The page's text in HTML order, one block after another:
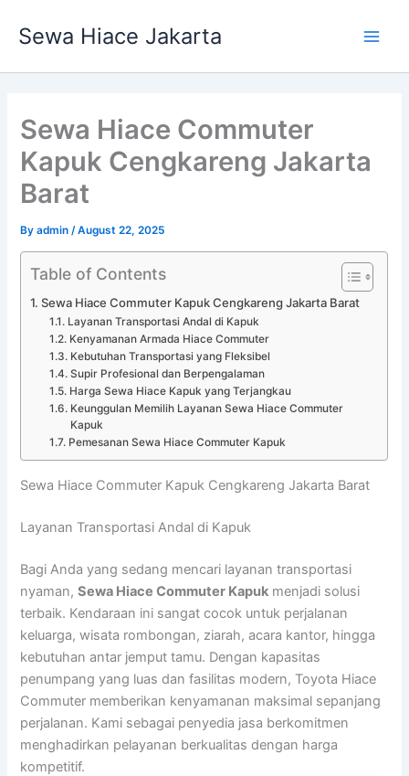
Sewa Hiace Jakarta
Sewa Hiace Commuter
Kapuk Cengkareng Jakarta
Barat
Byadmin /August 22, 2025
Table of Contents
Sewa Hiace Commuter Kapuk Cengkareng Jakarta Barat
Layanan Transportasi Andal di Kapuk
Kenyamanan Armada Hiace Commuter
Kebutuhan Transportasi yang Fleksibel
Supir Profesional dan Berpengalaman
Harga Sewa Hiace Kapuk yang Terjangkau
Keunggulan Memilih Layanan Sewa Hiace Commuter
Kapuk
Pemesanan Sewa Hiace Commuter Kapuk
Sewa Hiace Commuter Kapuk Cengkareng Jakarta Barat
Layanan Transportasi Andal di Kapuk
Bagi Anda yang sedang mencari layanan transportasi
nyaman,Sewa Hiace Commuter Kapuk menjadi solusi
terbaik. Kendaraan ini sangat cocok untuk perjalanan
keluarga, wisata rombongan, ziarah, acara kantor, hingga
kebutuhan antar jemput tamu. Dengan kapasitas
penumpang yang luas dan fasilitas modern, Toyota Hiace
Commuter memberikan kenyamanan maksimal sepanjang
perjalanan. Kami sebagai penyedia jasa berkomitmen
menghadirkan pelayanan berkualitas dengan harga
kompetitif.